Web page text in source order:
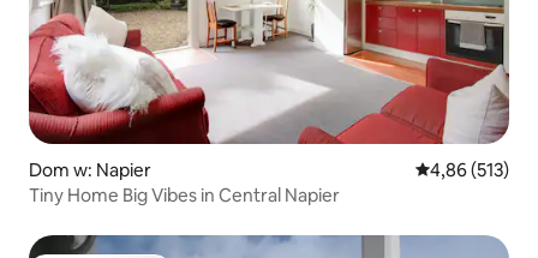
Dom w: Napier Średnia
4,86 (513)
Tiny Home Big Vibes in Central Napier